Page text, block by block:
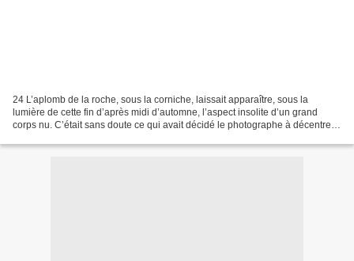
24 L’aplomb de la roche, sous la corniche, laissait apparaître, sous la
lumière de cette fin d’après midi d’automne, l’aspect insolite d’un grand
corps nu. C’était sans doute ce qui avait décidé le photographe à décentrer